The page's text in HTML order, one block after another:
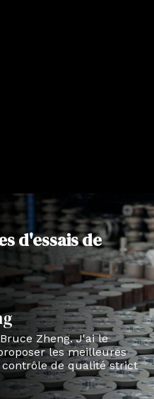
d'essais de
Zheng. J'ai le
les meilleures
contrôle de qualité strict